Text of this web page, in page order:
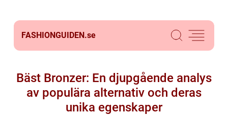
FASHIONGUIDEN.se
Bäst Bronzer: En djupgående analys
av populära alternativ och deras
unika egenskaper